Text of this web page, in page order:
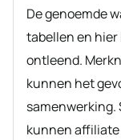
De genoemde waardes zijn gebaseerd op standaard
tabellen en
ontleend.
kunnen het
samenwerking.
kunnen affiliate